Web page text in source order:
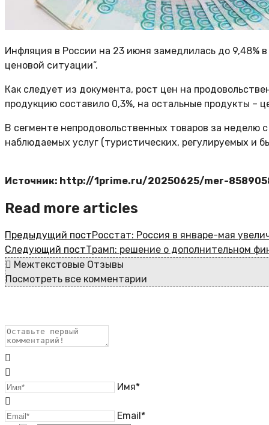
Инфляция в России на 23 июня замедлилась до 9,48%
ценовой ситуации”.
Как следует из документа, рост цен на
продукцию составило 0,3%, на остальные продукты –
В сегменте непродовольственных товаров за неделю
наблюдаемых услуг (туристических, регулируемых и
Источник: http://1prime.ru/20250625/mer-
Read more articles
Предыдущий постРосстат: Россия в январе-мая
Следующий постТрамп: решение о дополнительном
Межтекстовые Отзывы
Посмотреть все комментарии
Имя*
Email*